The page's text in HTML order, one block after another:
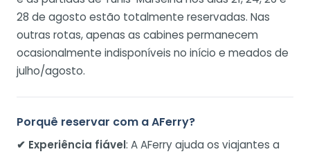
28 de agosto estão totalmente reservadas. Nas
outras rotas, apenas as cabines permanecem
ocasionalmente indisponíveis no início e meados de
julho/agosto.
Porquê reservar com a AFerry?
✔ Experiência fiável: A AFerry ajuda os viajantes a